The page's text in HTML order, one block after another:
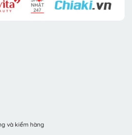
và kiểm hàng